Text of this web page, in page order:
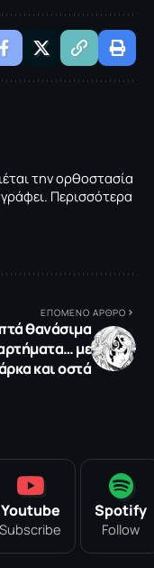
την ορθοστασία
γράφει. Περισσότερα
ΕΠΟΜΕΝΟ ΑΡΘΡΟ
θανάσιμα
με
και οστά
Youtube
Subscribe
Spotify
Follow